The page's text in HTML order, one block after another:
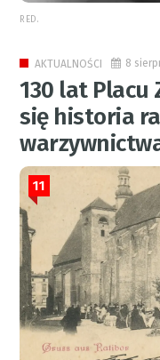
RED.
AKTUALNOŚCI 8
130 lat Placu
się historia
11